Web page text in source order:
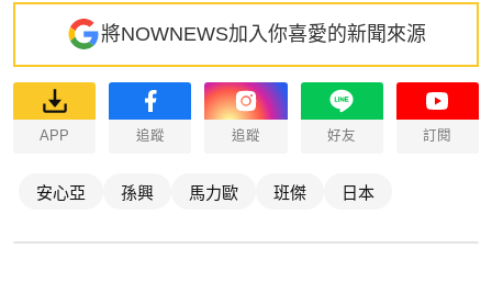
將NOWNEWS加入你喜愛的新聞來源
APP 追蹤 追蹤 好友 訂閱
安心亞 孫興 馬力歐 班傑 日本